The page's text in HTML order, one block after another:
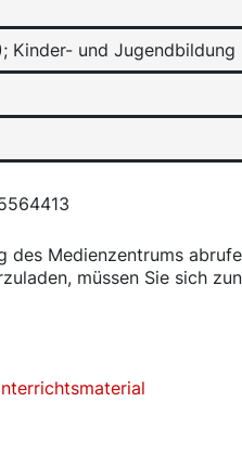
Kinder- und Jugendbildung
Medienzentrums
müssen Sie sich